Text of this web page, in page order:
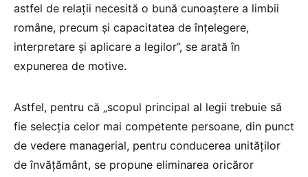
astfel de relaţii necesită o bună cunoaştere a limbii
române, precum şi capacitatea de înţelegere,
interpretare şi aplicare a legilor”, se arată în
expunerea de motive.
Astfel, pentru că „scopul principal al legii trebuie să
fie selecţia celor mai competente persoane, din punct
de vedere managerial, pentru conducerea unităţilor
de învăţământ, se propune eliminarea oricăror